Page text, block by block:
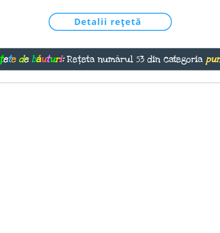
Detalii rețetă
ete de băuturi:Rețeta numărul 53 din categoria